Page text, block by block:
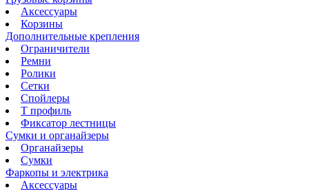
Аксессуары
Корзины
Дополнительные крепления
Ограничители
Ремни
Ролики
Сетки
Спойлеры
Т профиль
Фиксатор лестницы
Сумки и органайзеры
Органайзеры
Сумки
Фаркопы и электрика
Аксессуары